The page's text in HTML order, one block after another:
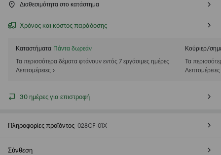
Διαθεσιμότητα στο κατάστημα
Χρόνος και κόστος παράδοσης
Καταστήματα Πάντα δωρεάν
Τα περισσότερα δέματα φτάνουν εντός 7 εργάσιμες ημέρες
Λεπτομέρειες >
Κούριερ/
Τα
Λεπτομέρειες
30 ημέρες για επιστροφή
Πληροφορίες προϊόντος 028CF-01X
Σύνθεση